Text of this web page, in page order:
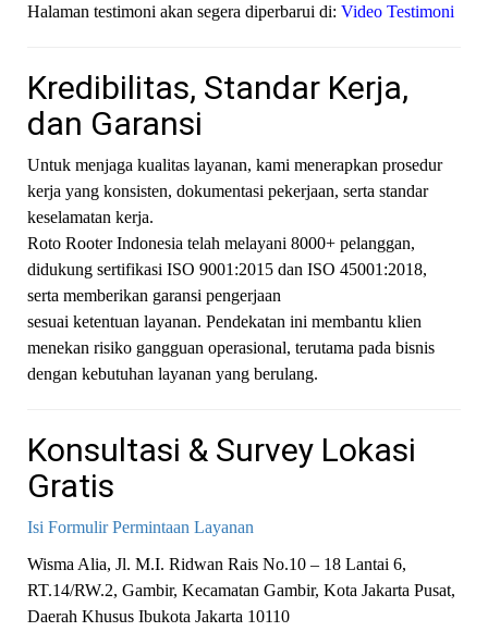
Halaman testimoni akan segera diperbarui di: Video Testimoni
Kredibilitas, Standar Kerja,
dan Garansi
Untuk menjaga kualitas layanan, kami menerapkan prosedur
kerja yang konsisten, dokumentasi pekerjaan, serta standar
keselamatan kerja.
Roto Rooter Indonesia telah melayani 8000+ pelanggan,
didukung sertifikasi ISO 9001:2015 dan ISO 45001:2018,
serta memberikan garansi pengerjaan
sesuai ketentuan layanan. Pendekatan ini membantu klien
menekan risiko gangguan operasional, terutama pada bisnis
dengan kebutuhan layanan yang berulang.
Konsultasi & Survey Lokasi
Gratis
Isi Formulir Permintaan Layanan
Wisma Alia, Jl. M.I. Ridwan Rais No.10 – 18 Lantai 6,
RT.14/RW.2, Gambir, Kecamatan Gambir, Kota Jakarta Pusat,
Daerah Khusus Ibukota Jakarta 10110